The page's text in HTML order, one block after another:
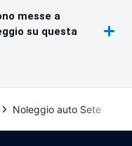
messe a
su questa
Noleggio auto Sete